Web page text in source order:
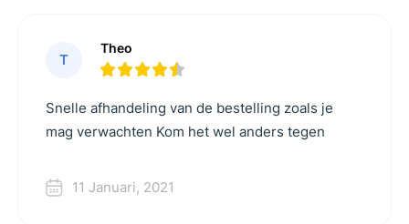
T
Theo
Snelle afhandeling van de bestelling zoals je
mag verwachten Kom het wel anders tegen
11 Januari, 2021